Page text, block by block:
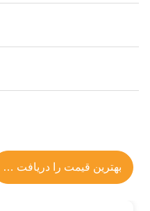
بهترین قیمت را دریافت کنید